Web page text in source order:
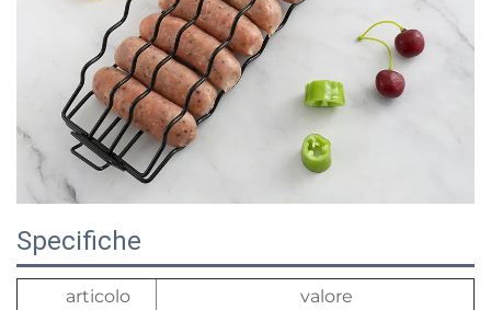
Specifiche
articolo
valore